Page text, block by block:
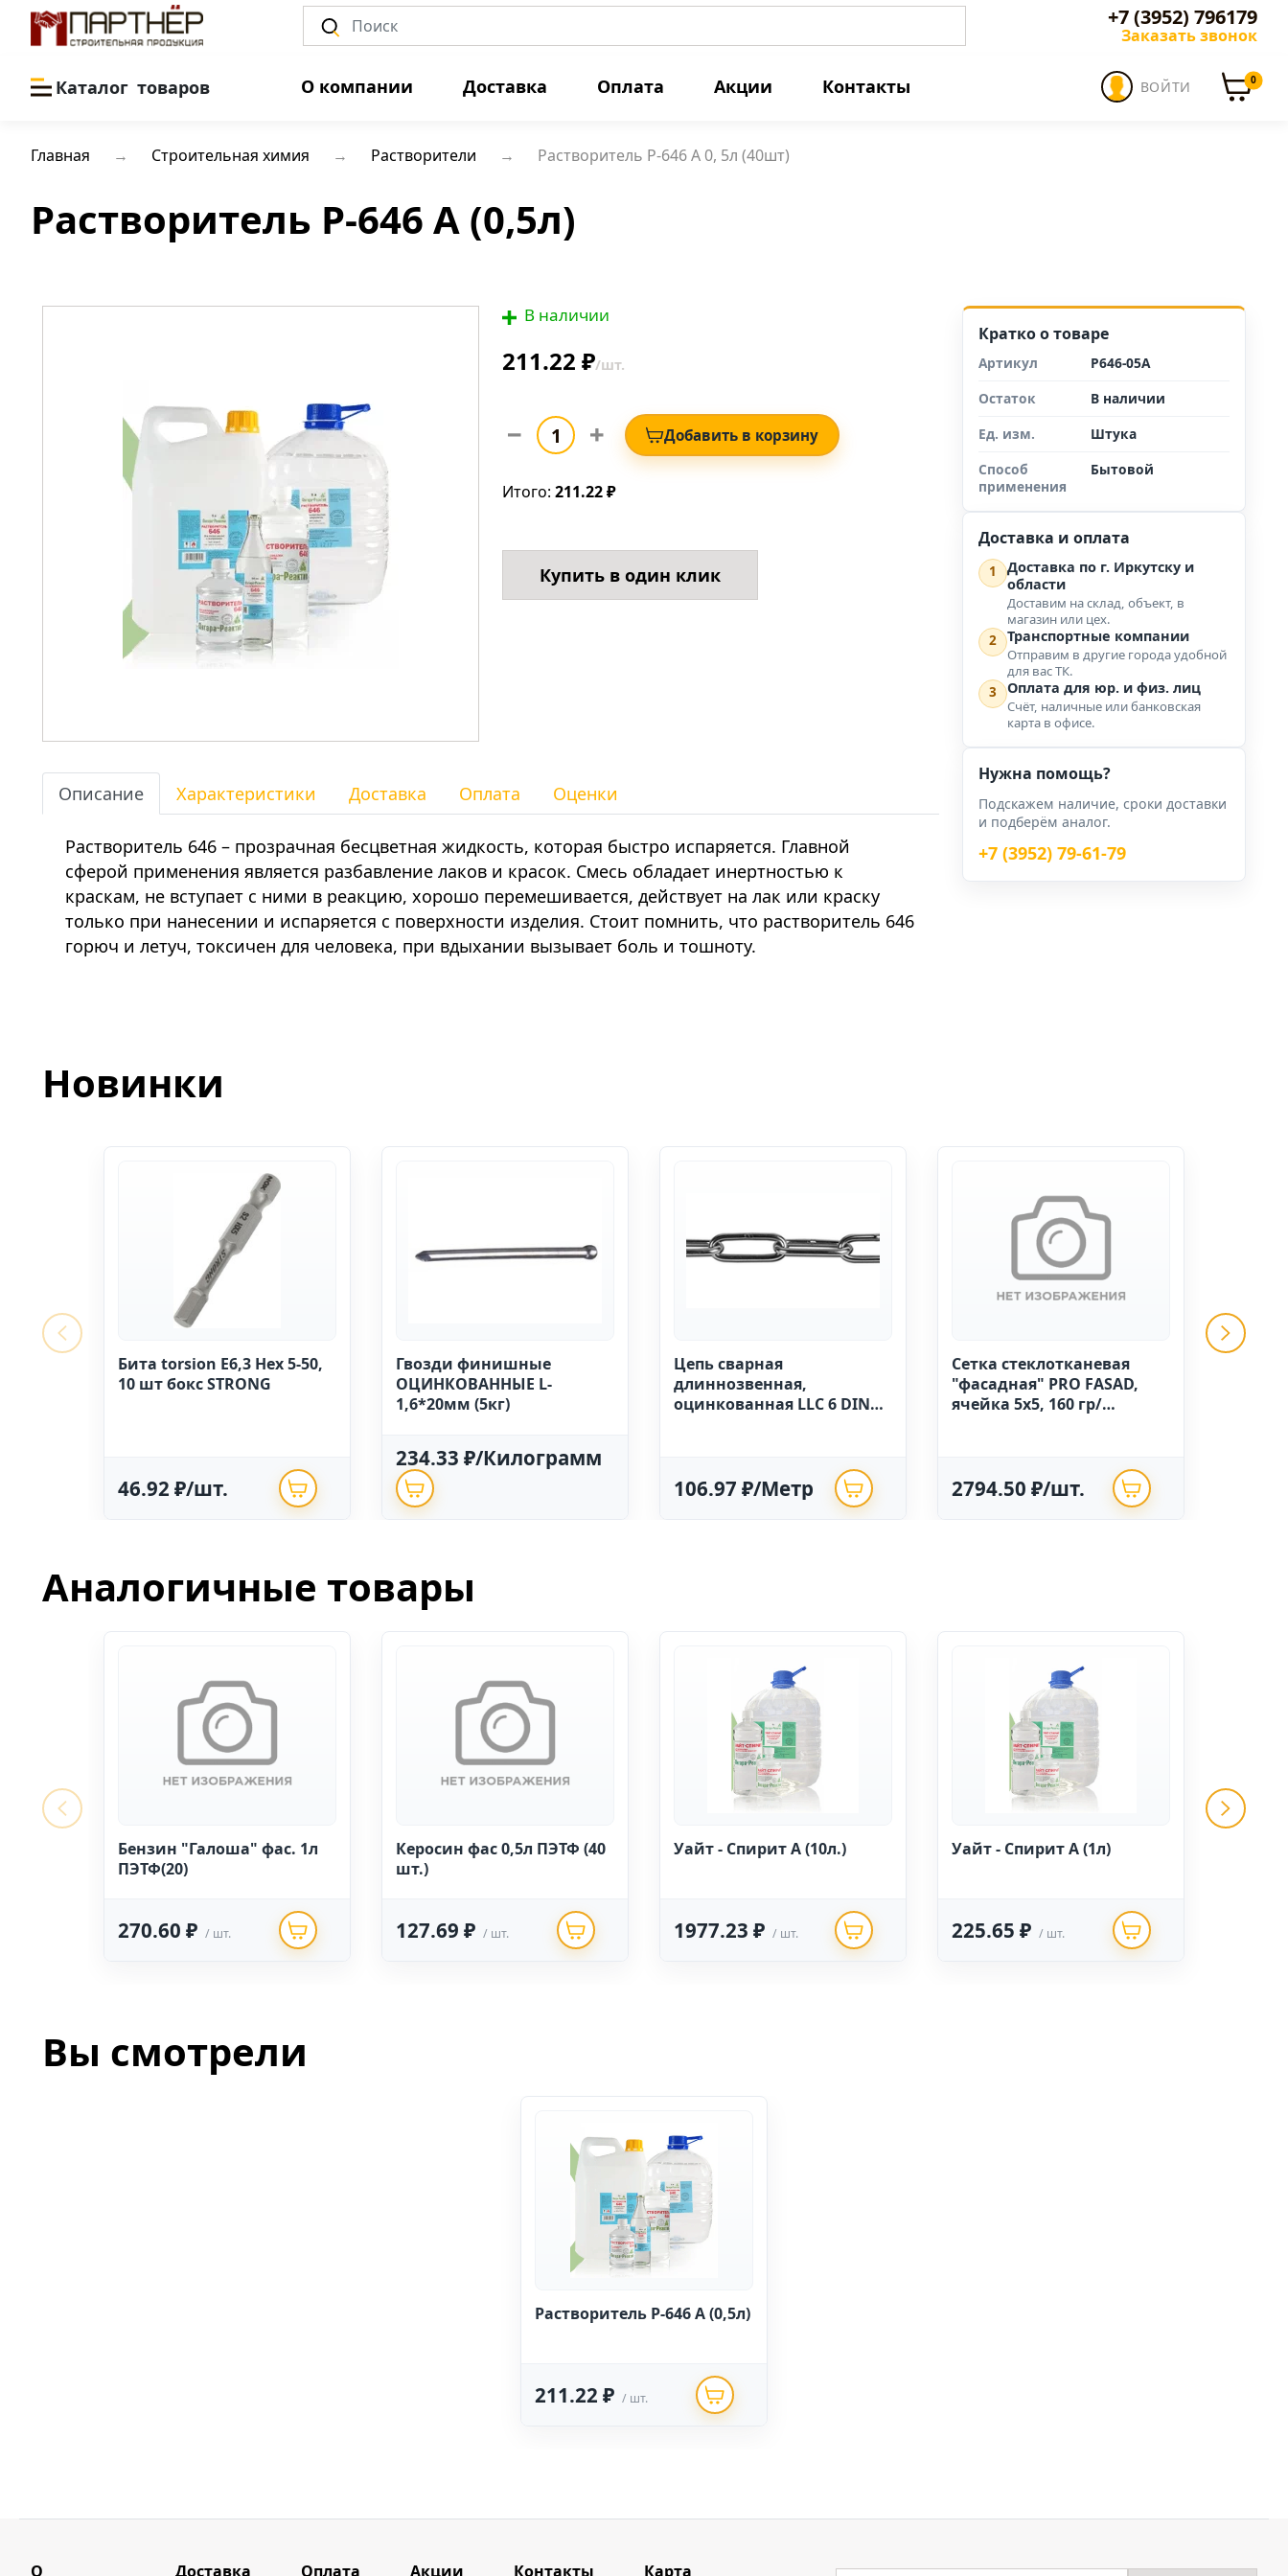
+7 (3952) 796179
Заказать звонок
Каталог товаров О компании Доставка Оплата Акции Контакты ВОЙТИ 0
Главная Строительная химия Растворители Растворитель Р-646 А 0, 5л (40шт)
Растворитель Р-646 А (0,5л)
В наличии
211.22 ₽/шт.
Добавить в корзину
Итого: 211.22 ₽
Купить в один клик
Описание Характеристики Доставка Оплата Оценки
Растворитель 646 – прозрачная бесцветная жидкость, которая быстро испаряется. Главной
сферой применения является разбавление лаков и красок. Смесь обладает инертностью к
краскам, не вступает с ними в реакцию, хорошо перемешивается, действует на лак или краску
только при нанесении и испаряется с поверхности изделия. Стоит помнить, что растворитель 646
горюч и летуч, токсичен для человека, при вдыхании вызывает боль и тошноту.
Кратко о товаре
Артикул
Р646-05А
Остаток
В наличии
Ед. изм.
Штука
Способ
применения
Бытовой
Доставка и оплата
1
Доставка по г. Иркутску и
области
Доставим на склад, объект, в
магазин или цех.
2
Транспортные компании
Отправим в другие города удобной
для вас ТК.
3
Оплата для юр. и физ. лиц
Счёт, наличные или банковская
карта в офисе.
Нужна помощь?
Подскажем наличие, сроки доставки
и подберём аналог.
+7 (3952) 79-61-79
Новинки
Бита torsion E6,3 Hex 5-50,
10 шт бокс STRONG
46.92 ₽/шт.
Гвозди финишные
ОЦИНКОВАННЫЕ L-
1,6*20мм (5кг)
234.33 ₽/Килограмм
Цепь сварная
длиннозвенная,
оцинкованная LLC 6 DIN
106.97 ₽/Метр
Сетка стеклотканевая
"фасадная" PRO FASAD,
ячейка 5х5, 160 гр/
2794.50 ₽/шт.
Аналогичные товары
Бензин "Галоша" фас. 1л
ПЭТФ(20)
270.60 ₽ / шт.
Керосин фас 0,5л ПЭТФ (40
шт.)
127.69 ₽ / шт.
Уайт - Спирит А (10л.)
1977.23 ₽ / шт.
Уайт - Спирит А (1л)
225.65 ₽ / шт.
Вы смотрели
Растворитель Р-646 А (0,5л)
211.22 ₽ / шт.
О Доставка Оплата Акции Контакты Карта